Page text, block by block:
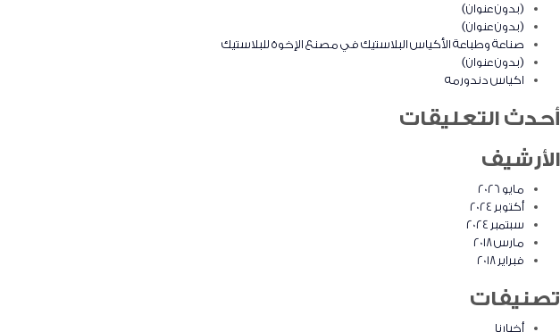
(بدون عنوان)
(بدون عنوان)
صناعة وطباعة الأكياس البلاستيك في مصنع الإخوة للبلاستيك
(بدون عنوان)
اكياس دندورمه
أحدث التعليقات
الأرشيف
مايو 2026
أكتوبر 2024
سبتمبر 2024
مارس 2018
فبراير 2018
تصنيفات
أخبارنا